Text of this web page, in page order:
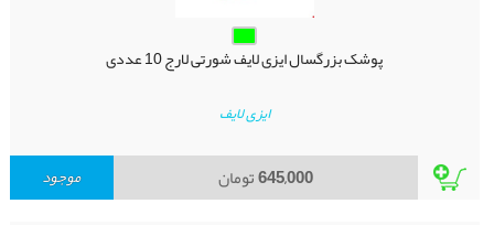
پوشک بزرگسال ایزی لایف شورتی لارج 10 عددی
ایزی لایف
645,000تومان موجود